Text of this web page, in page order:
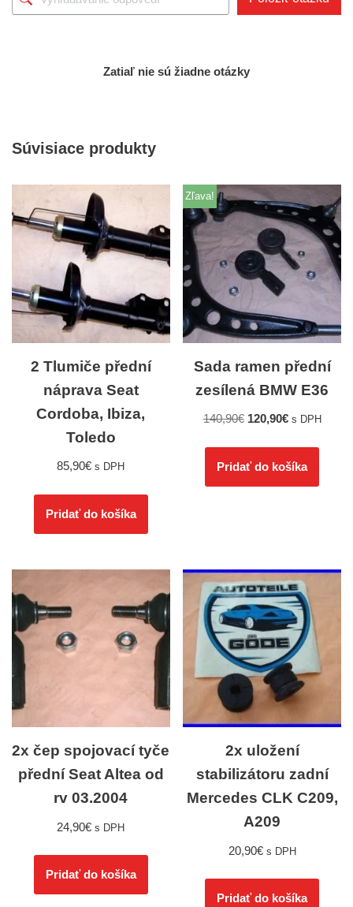
Zatiaľ nie sú žiadne otázky
Súvisiace produkty
2 Tlumiče přední
náprava Seat
Cordoba, Ibiza,
Toledo
85,90€ s DPH
Pridať do košíka
Zľava!
Sada ramen přední
zesílená BMW E36
140,90€ 120,90€ s DPH
Pridať do košíka
2x čep spojovací tyče
přední Seat Altea od
rv 03.2004
24,90€ s DPH
Pridať do košíka
2x uložení
stabilizátoru zadní
Mercedes CLK C209,
A209
20,90€ s DPH
Pridať do košíka